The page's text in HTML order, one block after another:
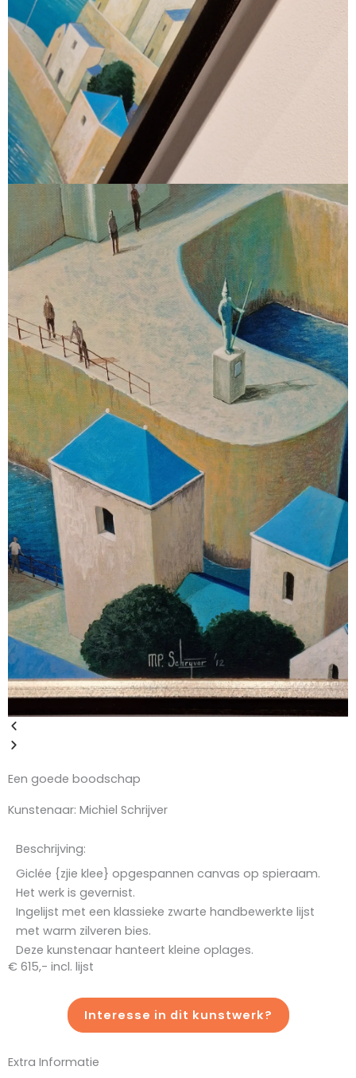
Een goede boodschap
Kunstenaar: Michiel Schrijver
Beschrijving:
Giclée {zjie klee} opgespannen canvas op spieraam.
Het werk is gevernist.
Ingelijst met een klassieke zwarte handbewerkte lijst
met warm zilveren bies.
Deze kunstenaar hanteert kleine oplages.
€ 615,- incl. lijst
Interesse in dit kunstwerk?
Extra Informatie